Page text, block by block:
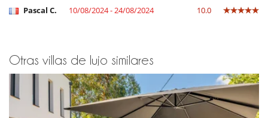
Pascal C. 10/08/2024 - 24/08/2024 10.0
Otras villas de lujo similares